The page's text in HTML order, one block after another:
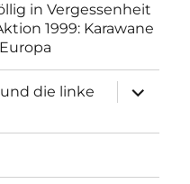
in Vergessenheit
1999: Karawane
die linke
anzeigen